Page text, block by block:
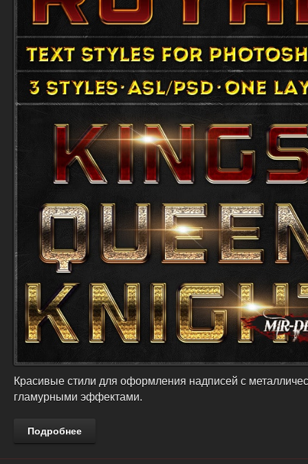
Красивые стили для оформления надписей с
гламурными эффектами.
Подробнее